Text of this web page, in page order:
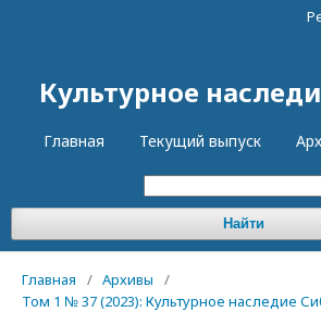
Культурное
Главная Текущий выпуск
Найти
Главная / Архивы
/
Том 1 № 37 (2023): Культурное наследие